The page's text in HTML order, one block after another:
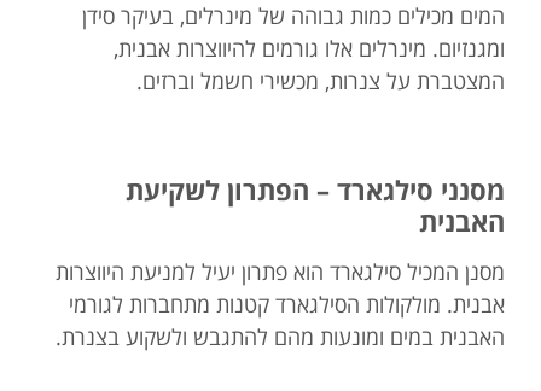
המים מכילים כמות גבוהה של מינרלים, בעיקר סידן
ומגנזיום. מינרלים אלו גורמים להיווצרות אבנית,
המצטברת על צנרות, מכשירי חשמל וברזים.
מסנני סילגארד – הפתרון לשקיעת
האבנית
מסנן המכיל סילגארד הוא פתרון יעיל למניעת היווצרות
אבנית. מולקולות הסילגארד קטנות מתחברות לגורמי
האבנית במים ומונעות מהם להתגבש ולשקוע בצנרת.